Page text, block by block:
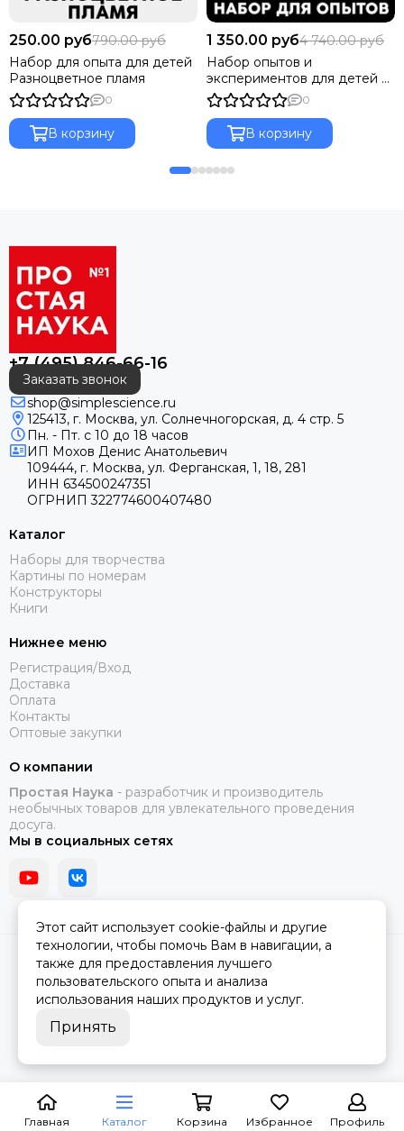
250.00 руб790.00 руб
Набор для опыта для детей
Разноцветное пламя
0
В корзину
1 350.00 руб4 740.00 руб
Набор опытов и
экспериментов для детей 6
в 1
0
В корзину
+7 (495) 846-66-16
Заказать звонок
shop@simplescience.ru
125413, г. Москва, ул. Солнечногорская, д. 4 стр. 5
Пн. - Пт. с 10 до 18 часов
ИП Мохов Денис Анатольевич
109444, г. Москва, ул. Ферганская, 1, 18, 281
ИНН 634500247351
ОГРНИП322774600407480
Каталог
Наборы для творчества
Картины по номерам
Конструкторы
Книги
Нижнее меню
Регистрация/Вход
Доставка
Оплата
Контакты
Оптовые закупки
О компании
Простая Наука - разработчик и производитель
необычных товаров для увлекательного проведения
досуга.
Мы в социальных сетях
2026 © Простая Наука.Карта сайта
Главная Каталог Корзина Избранное Профиль
Этот сайт использует cookie-файлы и другие
технологии, чтобы помочь Вам в навигации, а
также для предоставления лучшего
пользовательского опыта и анализа
использования наших продуктов и услуг.
Принять